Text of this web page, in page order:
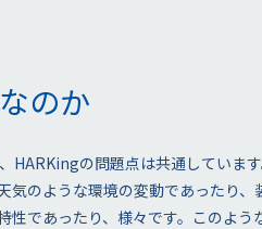
のか
HARKingの問題点は共通していま
気のような環境の変動であったり
性であったり、様々です。このよ